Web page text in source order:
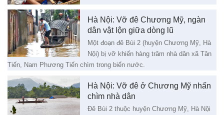
Hà Nội: Vỡ đê Chương Mỹ, ngàn
dân vật lộn giữa dòng lũ
Một đoạn đê Bùi 2 (huyện Chương Mỹ, Hà
Nội) bị vỡ khiến hàng trăm nhà dân xã Tân
Tiến, Nam Phương Tiến chìm trong biển nước.
Hà Nội: Vỡ đê ở Chương Mỹ nhấn
chìm nhà dân
Đê Bùi 2 thuộc huyện Chương Mỹ, Hà Nội